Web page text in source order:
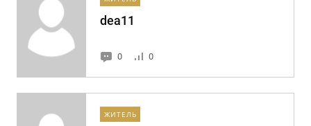
dea11
0 0
ЖИТЕЛЬ